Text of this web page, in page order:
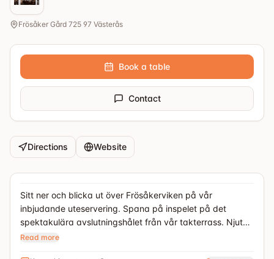
Frösåker Gård 725 97 Västerås
Book a table
Contact
Directions Website
Sitt ner och blicka ut över Frösåkerviken på vår
inbjudande uteservering. Spana på inspelet på det
spektakulära avslutningshålet från vår takterrass. Njut
av omsorgsfullt utvalda rätter och drycker serverade
Read more